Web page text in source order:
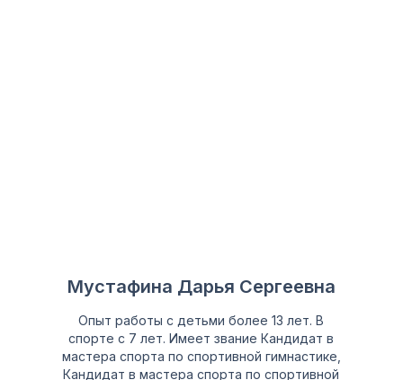
Мустафина Дарья Сергеевна
Опыт работы с детьми более 13 лет. В
спорте с 7 лет. Имеет звание Кандидат в
мастера спорта по спортивной гимнастике,
Кандидат в мастера спорта по спортивной